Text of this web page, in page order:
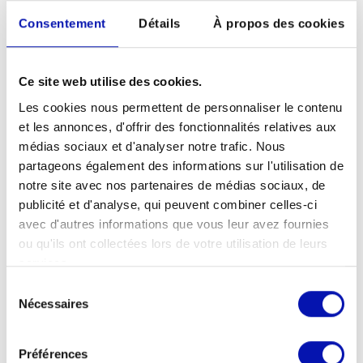
Consentement Détails À propos des cookies
Ce site web utilise des cookies.
Les cookies nous permettent de personnaliser le contenu
et les annonces, d'offrir des fonctionnalités relatives aux
médias sociaux et d'analyser notre trafic. Nous
partageons également des informations sur l'utilisation de
notre site avec nos partenaires de médias sociaux, de
publicité et d'analyse, qui peuvent combiner celles-ci
avec d'autres informations que vous leur avez fournies
ou qu'ils ont collectées lors de votre utilisation de leurs
services.
Nécessaires
Préférences
Mise à jour de MyWay Pro
application d’orientation et de navigation a
été publiée le 3.11.2025. La mise à jour
apporte une gestion améliorée des
abonnements et une section «Réglages &
Informations.» repensée et combinée. De
plus, les données de sécurité sont encore
mieux protégées et les paramètres de
l’application ont été complétés.
Connaissez-vous déjà